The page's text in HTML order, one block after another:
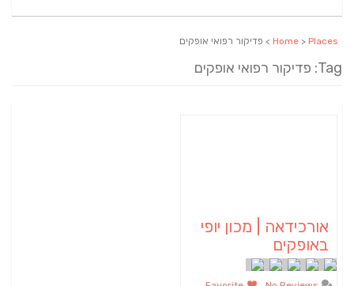
Home > Places > פדיקור רפואי אופקים
Tag: פדיקור רפואי אופקים
אורכידאה | מכון יופי
באופקים